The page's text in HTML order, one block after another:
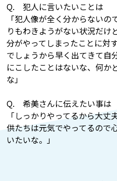
Q. 犯人に言いたいことは
「犯人像が全く分からない
りもわきようがない状況だけ
分がやってしまったことに対
でしょうから早く出てきて自
にこしたことはないな、何か
な」
Q. 希美さんに伝えたい事は
「しっかりやってるから大
供たちは元気でやってるので
いたいな。」